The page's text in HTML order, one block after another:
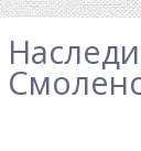
содержанию